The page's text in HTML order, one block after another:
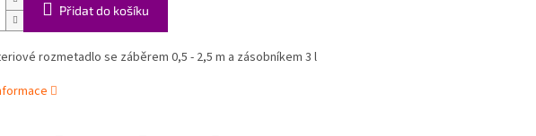
Přidat do košíku
rozmetadlo se záběrem 0,5 - 2,5 m a zásobníkem 3 l